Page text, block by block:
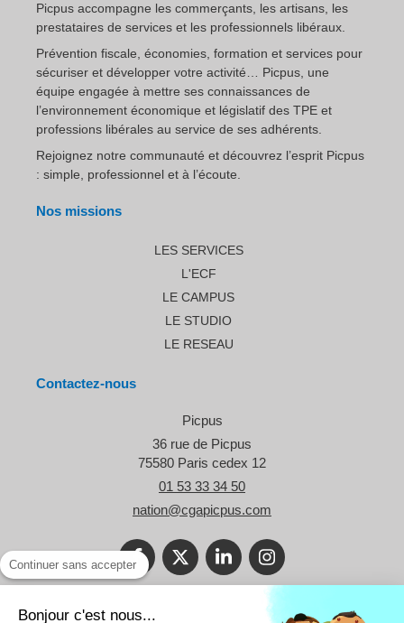
Picpus accompagne les commerçants, les artisans, les
prestataires de services et les professionnels libéraux.
Prévention fiscale, économies, formation et services pour
sécuriser et développer votre activité… Picpus, une
équipe engagée à mettre ses connaissances de
l’environnement économique et législatif des TPE et
professions libérales au service de ses adhérents.
Rejoignez notre communauté et découvrez l’esprit Picpus
: simple, professionnel et à l’écoute.
Nos missions
LES SERVICES
L'ECF
LE CAMPUS
LE STUDIO
LE RESEAU
Contactez-nous
Picpus
36 rue de Picpus
75580 Paris cedex 12
01 53 33 34 50
nation@cgapicpus.com
©2021 Le Blog Picpus - Spécialiste des problématiques des TPE et
Continuer sans accepter
Bonjour c'est nous...